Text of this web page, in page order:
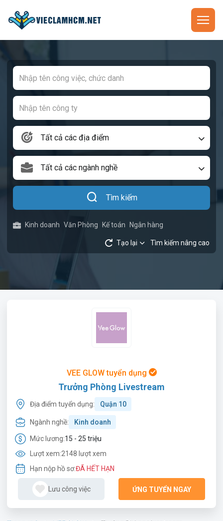
Tất cả các địa điểm
Tất cả các ngành nghề
Tìm kiếm
Kinh doanh Văn Phòng Kế toán Ngân hàng
Tạo lại Tìm kiếm nâng cao
VEE GLOW tuyển dụng
Trưởng Phòng Livestream
Địa điểm tuyển dụng: Quận 10
Ngành nghề: Kinh doanh
Mức lương:15 - 25 triệu
Lượt xem:2148 lượt xem
Hạn nộp hồ sơ:ĐÃ HẾT HẠN
Lưu công việc ỨNG TUYỂN NGAY